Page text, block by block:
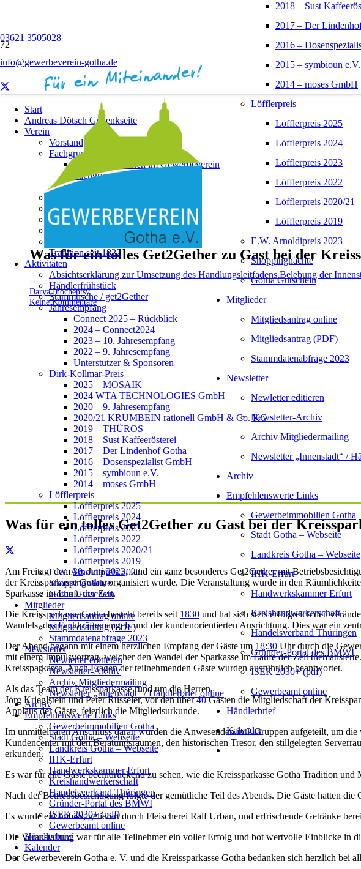
03621 3505028
info@gewerbeverein-gotha.de
2018 – Sust
2017 – Der
2016 –
2015 – symbioun e.V.
2014 – moses GmbH
Löfflerpreis
Löfflerpreis 2025
Löfflerpreis 2024
Löfflerpreis 2023
Löfflerpreis 2022
Löfflerpreis 2020/21
Löfflerpreis 2019
E.W. Arnoldipreis 2023
Shoppingnächte
Gotha Gutschein
Mitglieder
Mitgliedsantrag online
Mitgliedsantrag (PDF)
Stammdatenabfrage 2023
Newsletter
Newletter editieren
Newsletter-Archiv
Archiv Mitgliedermailing
Newsletter „Innenstadt“ /
Archiv
Empfehlenswerte Links
Gewerbeimmobilien Gotha
Stadt Gotha – Webseite
Landkreis Gotha – Webseite
IHK-Erfurt
Handwerkskammer Erfurt
Kreishandwerkerschaft
Handelsverband Thüringen
Gründer-Portal des BMWI
ISEK 2030+ (pdf)
Gewerbeamt online
Händlerbrief
Kalender
Start
Andreas Dötsch Gedenkseite
Verein
Vorstand
Fachgruppen
Unternehmerinnen im Gewerbeverein
Fachgruppe „Innenstadt“
Beitragsordnung
Download
Ehrenmitgliedschaften
Festzeitschrift 1822 – 2022!
Tradition seit 1822
Aktivitäten
Absichtserklärung zur Umsetzung des Handlungsleitfadens Belebung der
Händlerfrühstück
Stammtische / get2Gether
Jahresempfang
Connect 2025 – Rückblick
2024 – Connect2024
2023 – 10. Jahresempfang
2022 – 9. Jahresempfang
Unterstützer & Sponsoren
Dirk-Kollmar-Preis
2025 – MOSAIK
2024 WTA TECHNOLOGIES GmbH
2020 – 9. Jahresempfang
2020/21 KRUMBEIN rationell GmbH & Co. KG
2019 – THÜROS
2018 – Sust Kaffeerösterei
2017 – Der Lindenhof Gotha
2016 – Dosenspezialist GmbH
2015 – symbioun e.V.
2014 – moses GmbH
Löfflerpreis
Löfflerpreis 2025
Löfflerpreis 2024
Löfflerpreis 2023
Löfflerpreis 2022
Löfflerpreis 2020/21
Löfflerpreis 2019
E.W. Arnoldipreis 2023
Shoppingnächte
Gotha Gutschein
Mitglieder
Mitgliedsantrag online
Mitgliedsantrag (PDF)
Stammdatenabfrage 2023
Newsletter
Newletter editieren
Newsletter-Archiv
Archiv Mitgliedermailing
Newsletter „Innenstadt“ / Händlerbrief online
Archiv
Empfehlenswerte Links
Gewerbeimmobilien Gotha
Stadt Gotha – Webseite
Landkreis Gotha – Webseite
IHK-Erfurt
Handwerkskammer Erfurt
Kreishandwerkerschaft
Handelsverband Thüringen
Gründer-Portal des BMWI
ISEK 2030+ (pdf)
Gewerbeamt online
Händlerbrief
Kalender
Was für ein tolles Get2Gether zu Gast bei der
vor 3 Jahren
Darya Inochentsy
Keine Kommentare
Was für ein tolles Get2Gether zu Gast bei der
Am Freitag, dem30. Juni2023, fand ein ganz besonderes Get2Gether mit
der Kreissparkasse Gotha, organisiert wurde. Die Veranstaltung wurde in den
Sparkasse im Laufe der Zeit.
Die Kreissparkasse Gotha besteht bereits seit 1830 und hat sich stets erfolgreich den
Wandels, des Fachkräftemangels und der kundenorientierten Ausrichtung. Dies war ein
Der Abend begann mit einem herzlichen Empfang der Gäste um18:30 Uhr durch die
mit einem Impulsvortrag, welcher den Wandel der Sparkasse im Laufe der Zeit
Kreissparkasse. Auch Fragen der teilnehmenden Gäste wurden ausführlich beantwortet.
Als das Team der Kreissparkasse rund um die Herren
Jörg Krieglstein und Peter Rüsseler, vor den über40Gästen die Mitgliedschaft der
Applaus der Gäste, feierlich die Mitgliedsurkunde.
Im unmittelbaren Anschluss daran wurden die Anwesenden in 2 Gruppen aufgeteilt, um
Kundencenter mit den Beratungsräumen, den historischen Tresor, den stillgelegten
erkunden.
Es war für alle Gäste beeindruckend zu sehen, wie die Kreissparkasse Gotha Tradition
Nach der Betriebsbesichtigung folgte der gemütliche Teil des Abends. Die Gäste hatten
Es wurde ein Imbiss, geliefert durch Fleischerei Ralf Urban, und erfrischende Getränke
Die Veranstaltung war für alle Teilnehmer ein voller Erfolg und bot wertvolle Einblicke in
Der Gewerbeverein Gotha e. V. und die Kreissparkasse Gotha bedanken sich herzlich bei